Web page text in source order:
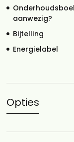
aanwezig?
Bijtelling
Energielabel
Opties